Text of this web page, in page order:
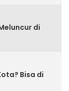
di
Bisa di